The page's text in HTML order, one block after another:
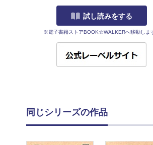
試し読みをする
※電子書籍ストアBOOK☆WALKERへ移動しま
同じシリーズの作品